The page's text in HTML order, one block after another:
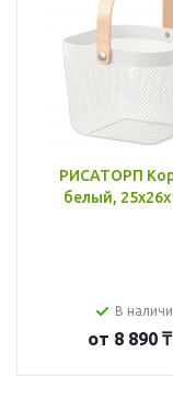
РИСАТОРП
белый,
В
от 8 890 ₸